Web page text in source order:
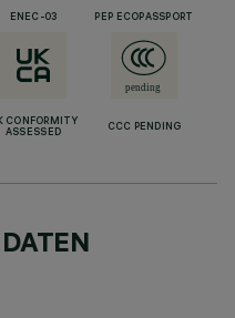
ENEC-03 PEP ECOPASSPORT
CONFORMITY
ASSESSED
CCC PENDING